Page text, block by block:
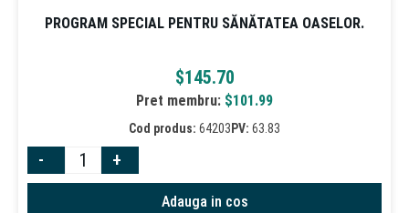
PROGRAM SPECIAL PENTRU SĂNĂTATEA OASELOR.
$145.70
Pret membru: $101.99
Cod produs: 64203 PV: 63.83
- +
Adauga in cos